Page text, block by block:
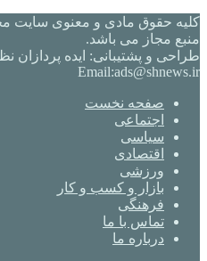
کلیه حقوق مادی و معنوی سایت
منبع مجاز می باشد.
Email:ads@shnews.ir
صفحه نخست
اجتماعی
سیاسی
اقتصادی
ورزشی
بازار و کسب و کار
فرهنگی
تماس با ما
درباره ما